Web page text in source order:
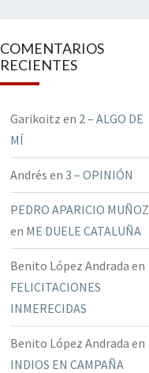
COMENTARIOS
RECIENTES
Garikoitz en 2 – ALGO DE
MÍ
Andrés en 3 – OPINIÓN
PEDRO APARICIO MUÑOZ
en ME DUELE CATALUÑA
Benito López Andrada en
FELICITACIONES
INMERECIDAS
Benito López Andrada en
INDIOS EN CAMPAÑA